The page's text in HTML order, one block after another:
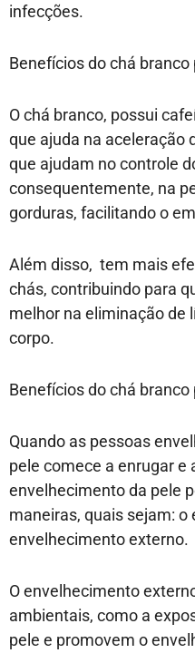
infecções.
Benefícios do chá
O chá branco, possui
que ajuda na aceleração
que ajudam no controle
consequentemente, na
gorduras, facilitando o
Além disso, tem mais
chás, contribuindo para
melhor na eliminação de
corpo.
Benefícios do chá branco
Quando as pessoas
pele comece a enrugar e
envelhecimento da pele
maneiras, quais sejam:
envelhecimento externo.
O envelhecimento
ambientais, como a
pele e promovem o